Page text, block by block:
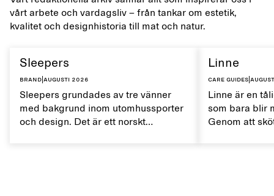
vårt arbete och vardagsliv – från tankar om estetik,
kvalitet och designhistoria till mat och natur.
Sleepers
Brand augusti 2026
Sleepers grundades av tre vänner
med bakgrund inom utomhussporter
och design. Det är ett norskt
Linne
Care guides|
Linne är en
som bara blir
Genom att